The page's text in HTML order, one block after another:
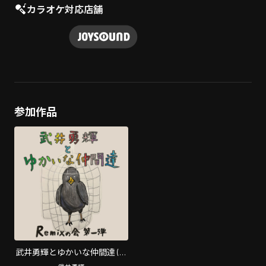
カラオケ対応店舗
参加作品
武井勇輝とゆかいな仲間達 (～